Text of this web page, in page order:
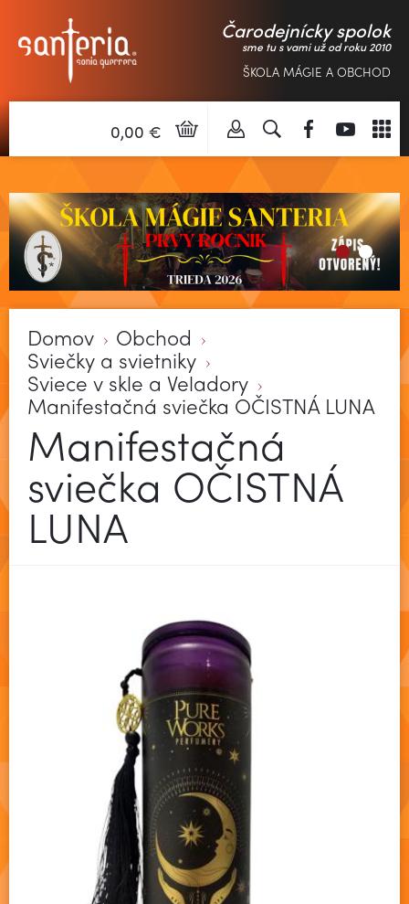
Čarodejnícky spolok
sme tu s vami už od roku 2010
ŠKOLA MÁGIE A OBCHOD
0,00 €
Domov Obchod
Sviečky a svietniky
Sviece v skle a Veladory
Manifestačná sviečka OČISTNÁ LUNA
Manifestačná
sviečka OČISTNÁ
LUNA